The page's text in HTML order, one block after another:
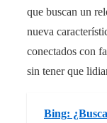
que buscan un
nueva
conectados con
sin tener que
Bing: